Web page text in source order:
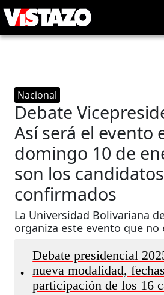
Nacional
Debate
Así será el evento
domingo 10 de
son los candidatos
confirmados
La Universidad Bolivariana
organiza este evento que
•
Debate presidencial
nueva modalidad,
participación de los 16